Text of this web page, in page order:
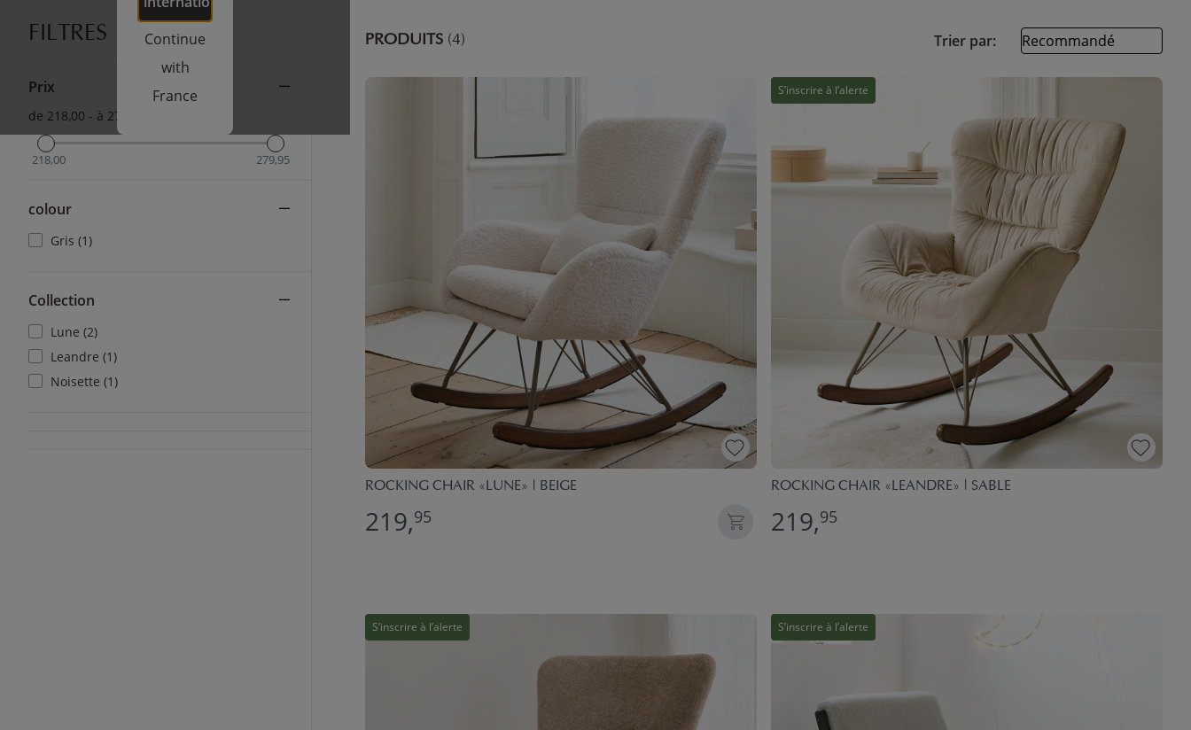
Continue
with
France
FILTRES
Prix
de 218,00 - à 279,95
218,00 279,95
colour
Gris (1)
Collection
Lune (2)
Leandre (1)
Noisette (1)
Trier par:
PRODUITS (4)
ROCKING CHAIR «LUNE» | BEIGE
219,95
S’inscrire à l’alerte
ROCKING CHAIR «LEANDRE» | SABLE
219,95
S’inscrire à l’alerte S’inscrire à l’alerte